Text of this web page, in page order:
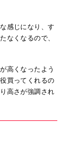
感じになり、す
なくなるので、
高くなったよう
買ってくれるの
高さが強調され